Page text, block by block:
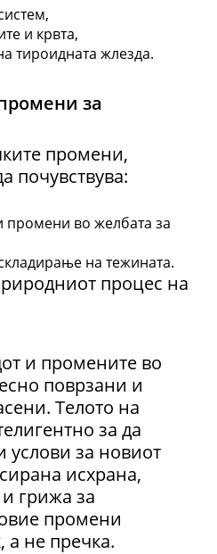
и крвта,
тироидната жлезда.
за
промени,
почувствува:
промени во желбата за
на тежината.
процес на
и промените во
поврзани и
Телото на
за да
услови за новиот
исхрана,
грижа за
промени
а не пречка.